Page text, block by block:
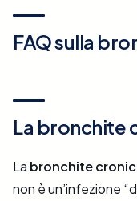
FAQ sulla
La bronchite
La bronchite
non è un’infezione